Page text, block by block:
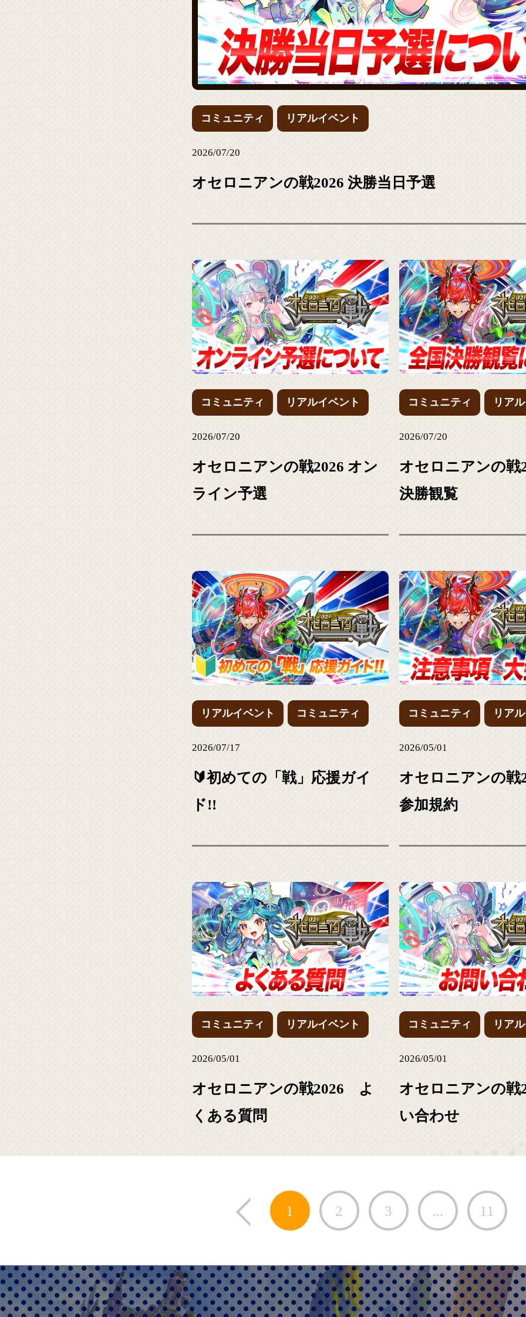
コミュニティ リアルイベント
2026/07/20
オセロニアンの戦2026 決勝当日予選
コミュニティ リアルイベント
2026/07/20
オセロニアンの戦2026 オン
ライン予選
コミュニティ リア
2026/07/20
オセロニアンの戦
決勝観覧
リアルイベント コミュニティ
2026/07/17
🔰初めての「戦」応援ガイ
ド!!
コミュニティ リア
2026/05/01
オセロニアンの
参加規約
コミュニティ リアルイベント
2026/05/01
オセロニアンの戦2026 よ
くある質問
コミュニティ リア
2026/05/01
オセロニアンの
い合わせ
disable prev link
1 2 3 ... 11
next link